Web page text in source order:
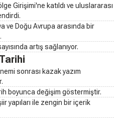
Girişimi'ne katıldı ve uluslararası
ve Doğu Avrupa arasında bir
artış sağlanıyor.
sonrası kazak yazım
boyunca değişim göstermiştir.
yapıları ile zengin bir içerik